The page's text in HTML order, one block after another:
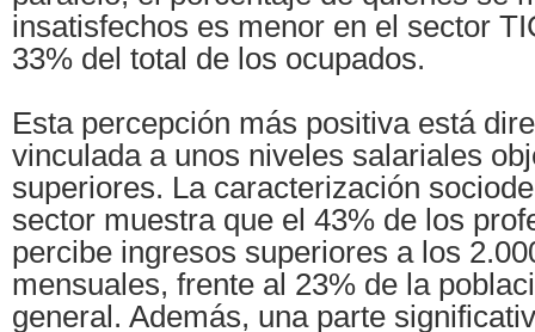
insatisfechos es menor en el sector
33% del total de los ocupados.
Esta percepción más positiva está
vinculada a unos niveles salariales
superiores. La caracterización
sector muestra que el 43% de los
percibe ingresos superiores a los
mensuales, frente al 23% de la
general. Además, una parte